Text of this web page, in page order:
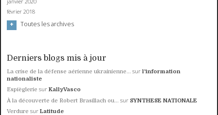
février 2018
Toutes les archives
Derniers blogs mis à jour
La crise de la défense aérienne ukrainienne... surl'information
nationaliste
Espièglerie surKallyVasco
À la découverte de Robert Brasillach ou... sur SYNTHESE NATIONALE
Verdure surLatitude